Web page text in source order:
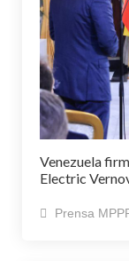
Venezuela
Electric
Prensa